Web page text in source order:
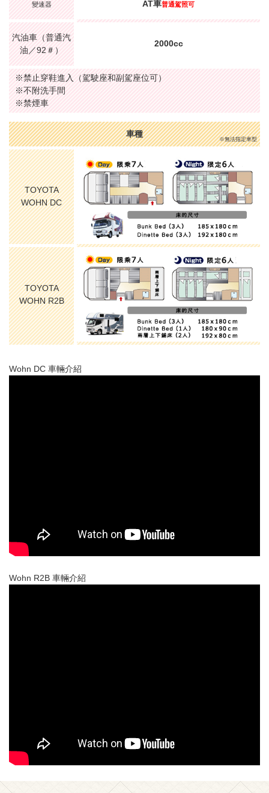
變速器 AT車普通駕照可
汽油車（普通汽
油／92＃）
2000cc
※禁止穿鞋進入（駕駛座和副駕座位可）
※不附洗手間
※禁煙車
車種
※無法指定車型
TOYOTA
WOHN DC
TOYOTA
WOHN R2B
Wohn DC 車輛介紹
Wohn R2B 車輛介紹